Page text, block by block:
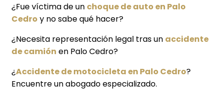
¿Fue víctima de un choque de auto en Palo
Cedro y no sabe qué hacer?
¿Necesita representación legal tras un accidente
de camión en Palo Cedro?
¿Accidente de motocicleta en Palo Cedro?
Encuentre un abogado especializado.